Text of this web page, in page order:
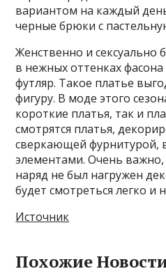
вариантом на каждый
черные брюки с
Женственно и сексуально
в нежных оттенках
футляр. Такое платье
фигуру. В моде этого
короткие платья, так и
смотрятся платья,
сверкающей фурнитурой,
элементами. Очень
наряд не был нагружен
будет смотреться легко и
Источник
Похожие